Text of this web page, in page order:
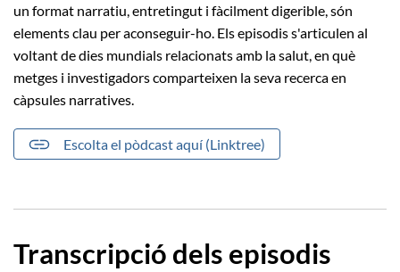
un format narratiu, entretingut i fàcilment digerible, són
elements clau per aconseguir-ho. Els episodis s'articulen al
voltant de dies mundials relacionats amb la salut, en què
metges i investigadors comparteixen la seva recerca en
càpsules narratives.
Escolta el pòdcast aquí (Linktree)
Transcripció dels episodis